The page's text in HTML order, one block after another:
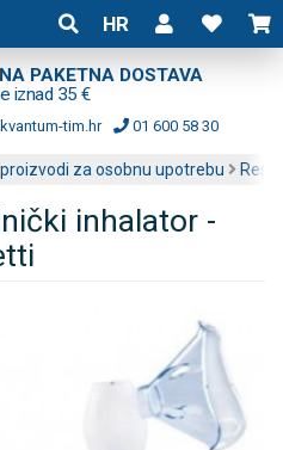
HR
PAKETNA DOSTAVA
iznad 35 €
tim.hr 01 600 58 30
za osobnu upotrebu
inhalator -